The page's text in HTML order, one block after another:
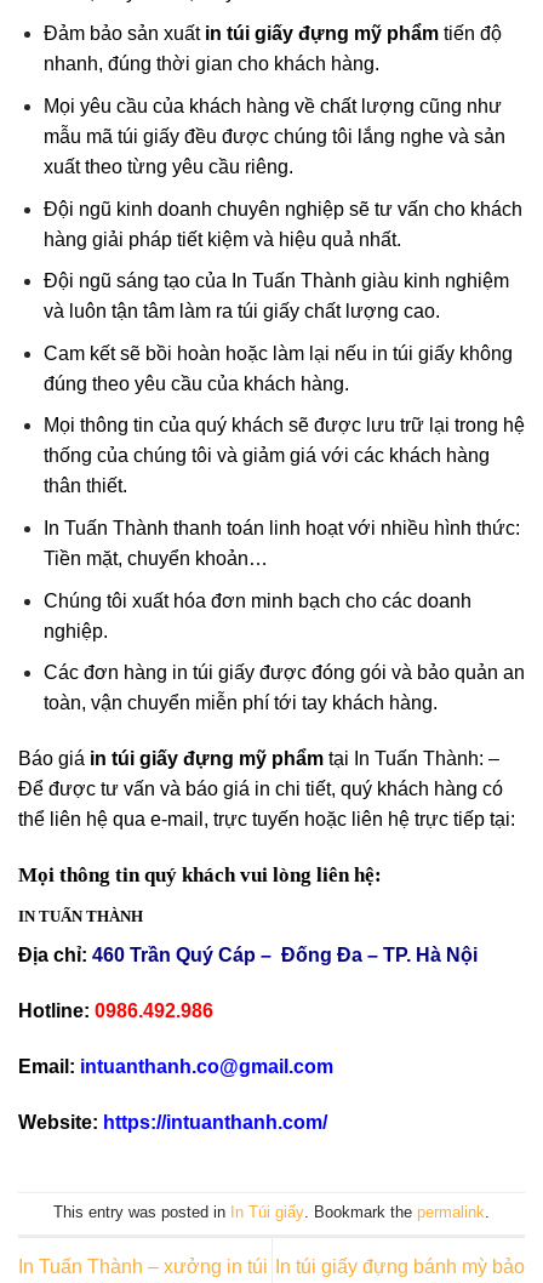
Đảm bảo sản xuất in túi giấy đựng mỹ phẩmtiến độ
nhanh, đúng thời gian cho khách hàng.
Mọi yêu cầu của khách hàng về chất lượng cũng như
mẫu mã túi giấy đều được chúng tôi lắng nghe và sản
xuất theo từng yêu cầu riêng.
Đội ngũ kinh doanh chuyên nghiệp sẽ tư vấn cho khách
hàng giải pháp tiết kiệm và hiệu quả nhất.
Đội ngũ sáng tạo của In Tuấn Thành giàu kinh nghiệm
và luôn tận tâm làm ra túi giấy chất lượng cao.
Cam kết sẽ bồi hoàn hoặc làm lại nếu in túi giấy không
đúng theo yêu cầu của khách hàng.
Mọi thông tin của quý khách sẽ được lưu trữ lại trong hệ
thống của chúng tôi và giảm giá với các khách hàng
thân thiết.
In Tuấn Thành thanh toán linh hoạt với nhiều hình thức:
Tiền mặt, chuyển khoản…
Chúng tôi xuất hóa đơn minh bạch cho các doanh
nghiệp.
Các đơn hàng in túi giấy được đóng gói và bảo quản an
toàn, vận chuyển miễn phí tới tay khách hàng.
Báo giá in túi giấy đựng mỹ phẩm tại In Tuấn Thành: –
Để được tư vấn và báo giá in chi tiết, quý khách hàng có
thể liên hệ qua e-mail, trực tuyến hoặc liên hệ trực tiếp tại:
Mọi thông tin quý khách vui lòng liên hệ:
IN TUẤN THÀNH
Địa chỉ: 460 Trần Quý Cáp – Đống Đa – TP. Hà Nội
Hotline: 0986.492.986
Email: intuanthanh.co@gmail.com
Website: https://intuanthanh.com/
This entry was posted in In Túi giấy . Bookmark the permalink
In Tuấn Thành – xưởng in túi
In túi giấy đựng bánh mỳ bảo